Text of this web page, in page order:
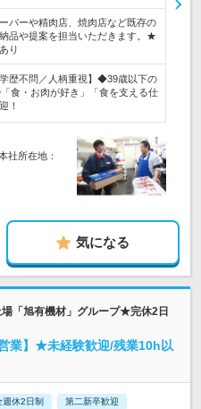
パーや精肉店、焼肉店など既存の
品や提案を担当いただきます。★
り
歴不問／人柄重視】◆39歳以下の
食・お肉が好き」「食を支える仕
！
社所在地：
気になる
「旭有機材」グループ★完休2日
業】★未経験歓迎/残業10h以
週休2日制 第二新卒歓迎